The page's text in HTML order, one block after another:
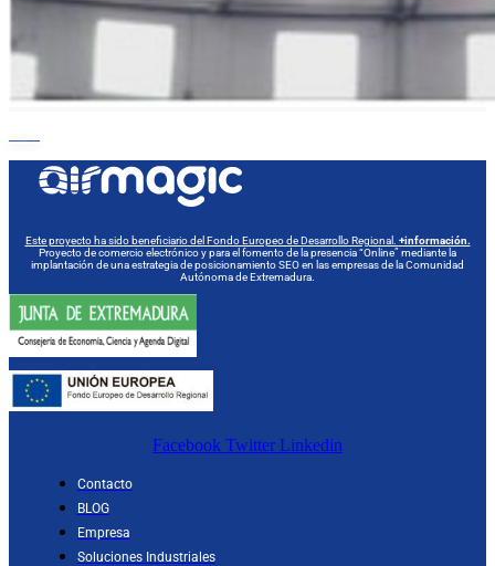
Este proyecto ha sido beneficiario del Fondo Europeo de Desarrollo Regional. +información.
Proyecto de comercio electrónico y para el fomento de la presencia “Online” mediante la
implantación de una estrategia de posicionamiento SEO en las empresas de la Comunidad
Autónoma de Extremadura.
Facebook Twitter Linkedin
Contacto
BLOG
Empresa
Soluciones Industriales